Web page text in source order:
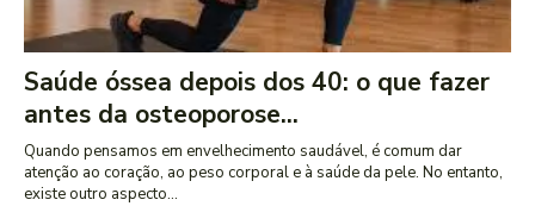
Saúde óssea depois dos 40: o que fazer
antes da osteoporose...
Quando pensamos em envelhecimento saudável, é comum dar
atenção ao coração, ao peso corporal e à saúde da pele. No entanto,
existe outro aspecto...